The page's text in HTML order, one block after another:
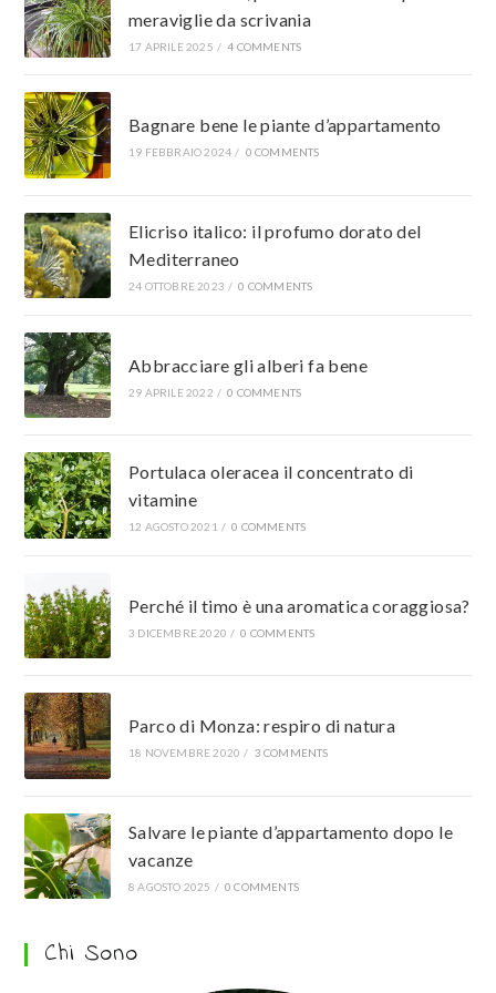
meraviglie da scrivania
17 APRILE 2025 / 4 COMMENTS
Bagnare bene le piante d’appartamento
19 FEBBRAIO 2024 / 0 COMMENTS
Elicriso italico: il profumo dorato del
Mediterraneo
24 OTTOBRE 2023 / 0 COMMENTS
Abbracciare gli alberi fa bene
29 APRILE 2022 / 0 COMMENTS
Portulaca oleracea il concentrato di
vitamine
12 AGOSTO 2021 / 0 COMMENTS
Perché il timo è una aromatica coraggiosa?
3 DICEMBRE 2020 / 0 COMMENTS
Parco di Monza: respiro di natura
18 NOVEMBRE 2020 / 3 COMMENTS
Salvare le piante d’appartamento dopo le
vacanze
8 AGOSTO 2025 / 0 COMMENTS
Chi Sono